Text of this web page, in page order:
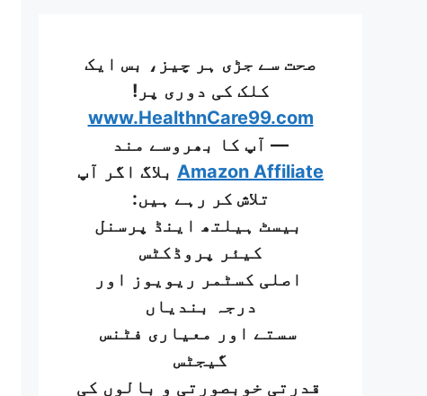
صحت سے جڑی ہر چیز، بس ایک
کلک کی دوری پر!
www.HealthnCare99.com
— آپ کا بھروسے مند
Amazon Affiliate بلاگ اگر آپ
تلاش کر رہے ہیں:
بیسٹ ہیلتھ اینڈ پرسنل
کیئر پروڈکٹس
اصلی کسٹمر ریویوز اور
درجہ بندیاں
سستے اور معیاری فٹنس
گیجٹس
قدرتی خوبصورتی و بالوں کی